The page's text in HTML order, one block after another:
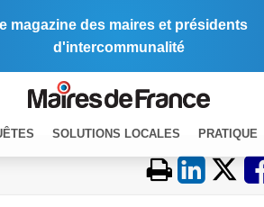
magazine des maires et présidents
d'intercommunalité
SOLUTIONS LOCALES PRATIQUE